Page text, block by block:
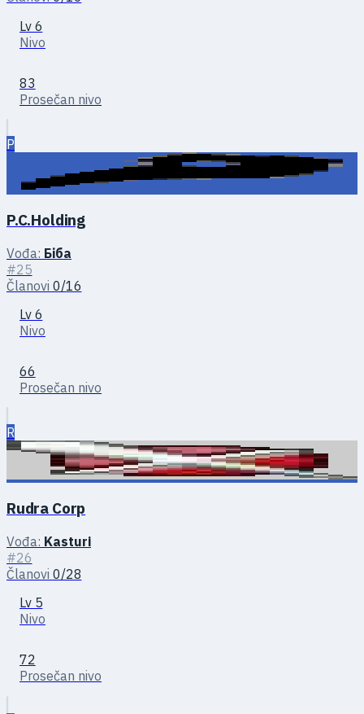
Lv 6
Nivo
83
Prosečan nivo
P
P.C.Holding
Vođa: Біба
#25
Članovi 0/16
Lv 6
Nivo
66
Prosečan nivo
R
Rudra Corp
Vođa: Kasturi
#26
Članovi 0/28
Lv 5
Nivo
72
Prosečan nivo